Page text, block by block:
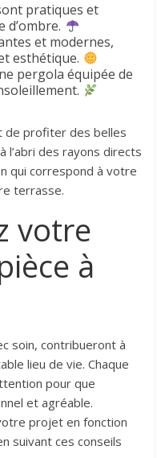
pratiques et
et modernes,
esthétique.
pergola équipée de
de profiter des belles
l’abri des rayons directs
qui correspond à votre
terrasse.
votre
à
soin, contribueront à
lieu de vie. Chaque
pour que
et agréable.
projet en fonction
suivant ces conseils